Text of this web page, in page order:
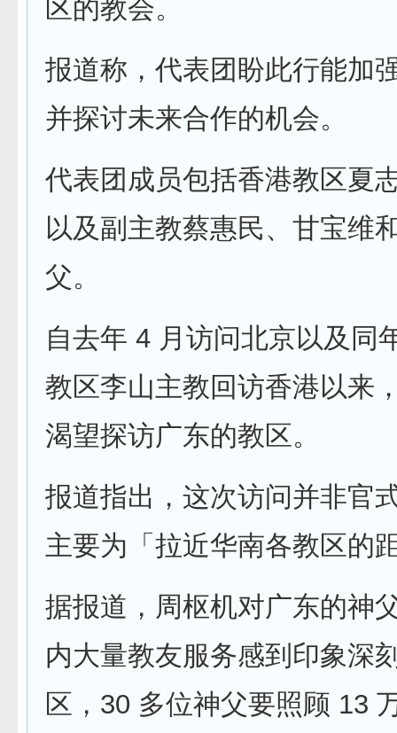
区的教会。
报道称，代表团盼此行能加
并探讨未来合作的机会。
代表团成员包括香港教区夏
以及副主教蔡惠民、甘宝维
父。
自去年 4 月访问北京以及同
教区李山主教回访香港以来
渴望探访广东的教区。
报道指出，这次访问并非官
主要为「拉近华南各教区的
据报道，周枢机对广东的神
内大量教友服务感到印象深
区，30 多位神父要照顾 13